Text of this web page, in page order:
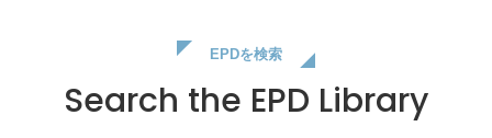
EPDを検索
Search the EPD Library